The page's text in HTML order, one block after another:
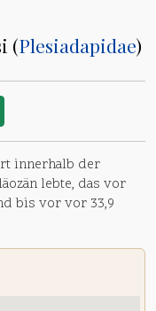
(Plesiadapidae)
innerhalb der
lebte, das vor
bis vor vor 33,9